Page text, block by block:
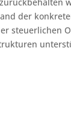
der
steuerlichen